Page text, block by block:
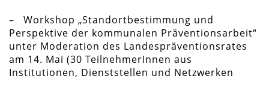
– Workshop „Standortbestimmung und
Perspektive der kommunalen Präventionsarbeit“
unter Moderation des Landespräventionsrates
am 14. Mai (30 TeilnehmerInnen aus
Institutionen, Dienststellen und Netzwerken